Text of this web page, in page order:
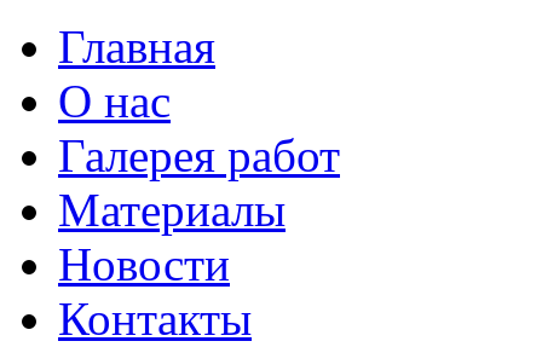
Главная
О нас
Галерея работ
Материалы
Новости
Контакты